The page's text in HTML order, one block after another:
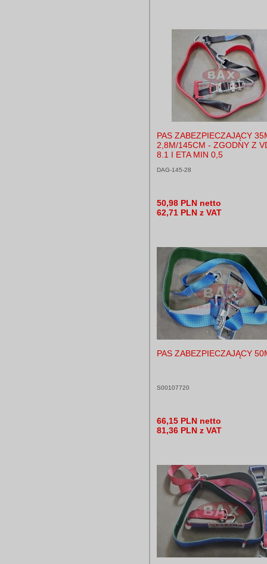
PAS ZABEZPIECZAJĄCY
2,8M/145CM - ZGODNY Z
8.1 I ETA MIN 0,5
DAG-145-28
50,98 PLN netto
62,71 PLN z VAT
PAS ZABEZPIECZAJĄCY
S00107720
66,15 PLN netto
81,36 PLN z VAT